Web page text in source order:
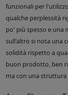
funzionali per
qualche perplessità
po' più spesso e una
sull'altro si nota una
solidità rispetto a
buon prodotto, ben
ma con una struttura